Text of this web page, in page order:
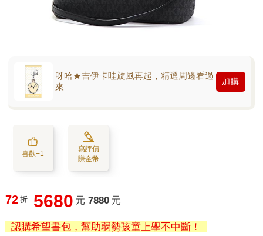
呀哈★吉伊卡哇旋風再起，精選周邊看過
來
加購
喜歡+1
寫評價
賺金幣
72 折 5680 元 7880 元
認購希望書包，幫助弱勢孩童上學不中斷！